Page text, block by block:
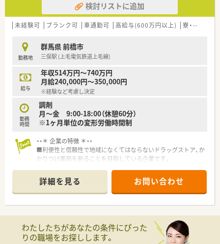
検討リストに追加
未経験可 ブランク可 車通勤可 高給与(600万円以上) 寮・借上社宅あり
勤務地
群馬県 前橋市
三俣駅 (上毛電気鉄道上毛線)
給与
年収514万円～740万円
月給240,000円～350,000円
※経験など考慮し決定
勤務
時間
調剤
月〜金 9:00-18:00（休憩60分）
※1ヶ月単位の変形労働時間制
・・＊ 企業の特徴 ＊・・
■利便性と信頼性で地域になくてはならないドラッグストア、か
かりつけ薬局を創ることを目指している企業です。
でもスムーズに仕事が出来る環境が整っているので安心です。
■病院門前の様に処方箋枚数が多くない為に、服薬指導の時間も
じっくりとれるので、患者様にしっかり向き合い仕事が出来るの
も魅力の一つです。
詳細を見る お問い合わせ
わたしたちがあなたの条件にぴった
りの職場をお探しします。